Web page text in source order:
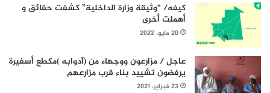
كيفه/ “وثيقة وزارة الداخلية” كشفت حقائق و
أهملت أخرى
20 مايو، 2022
عاجل / مزارعون ووجهاء من (آدوابه )مكطع أسفيرة
يرفضون تشييد بناء قرب مزارعهم
23 فبراير، 2021